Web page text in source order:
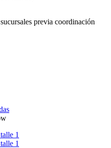
previa coordinación